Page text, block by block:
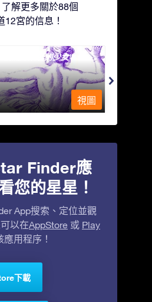
了解更多關於88個
12宮的信息！
被鐵鍊鎖著的少女
視圖
Finder應
您的星星！
App搜索、定位並觀
以在AppStore 或 Play
用程序！
下載